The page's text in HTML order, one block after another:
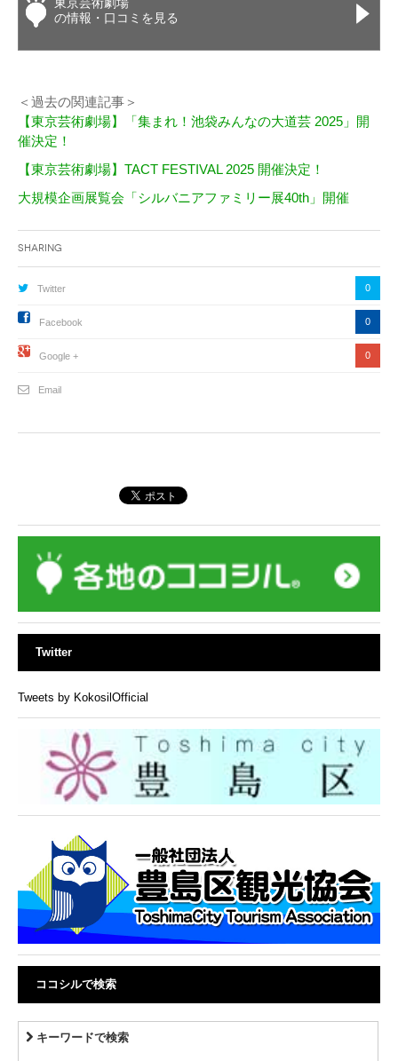
の情報・口コミを見る
＜過去の関連記事＞
【東京芸術劇場】「集まれ！池袋みんなの大道芸 2025」開
催決定！
【東京芸術劇場】TACT FESTIVAL 2025 開催決定！
大規模企画展覧会「シルバニアファミリー展40th」開催
Sharing
Twitter 0
Facebook 0
Google + 0
Email
Twitter
Tweets by KokosilOfficial
ココシルで検索
キーワードで検索